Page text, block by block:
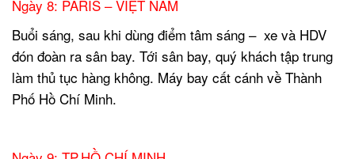
Ngày 8: PARIS – VIỆT NAM
Buổi sáng, sau khi dùng điểm tâm sáng – xe và HDV
đón đoàn ra sân bay. Tới sân bay, quý khách tập trung
làm thủ tục hàng không. Máy bay cất cánh về Thành
Phố Hồ Chí Minh.